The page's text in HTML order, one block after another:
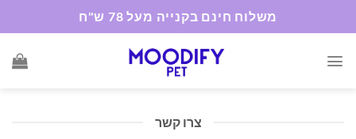
משלוח חינם בקנייה מעל 78 ש"ח
צרו קשר